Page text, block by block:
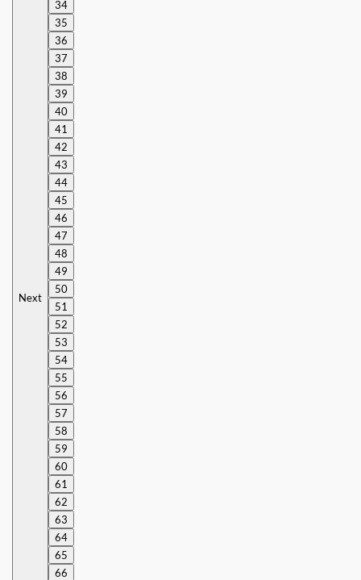
Next
34
35
36
37
38
39
40
41
42
43
44
45
46
47
48
49
50
51
52
53
54
55
56
57
58
59
60
61
62
63
64
65
66